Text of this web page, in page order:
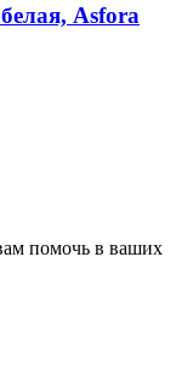
Asfora
помочь в ваших